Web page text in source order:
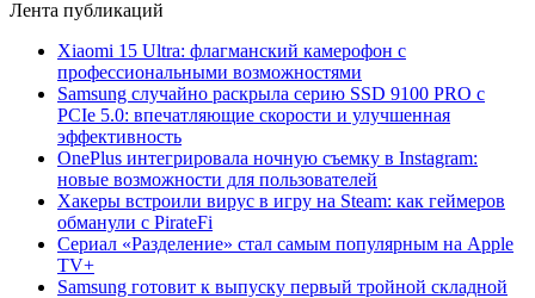
Лента публикаций
Xiaomi 15 Ultra: флагманский камерофон с
профессиональными возможностями
Samsung случайно раскрыла серию SSD 9100 PRO с
PCIe 5.0: впечатляющие скорости и улучшенная
эффективность
OnePlus интегрировала ночную съемку в Instagram:
новые возможности для пользователей
Хакеры встроили вирус в игру на Steam: как геймеров
обманули с PirateFi
Сериал «Разделение» стал самым популярным на Apple
TV+
Samsung готовит к выпуску первый тройной складной